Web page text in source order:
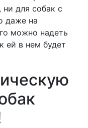
для собак с
даже на
можно надеть
ей в нем будет